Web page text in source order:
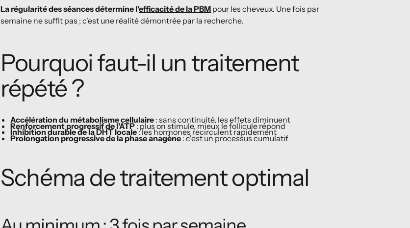
La régularité des séances détermine l'efficacité de la PBM pour les cheveux. Une fois par
semaine ne suffit pas ; c'est une réalité démontrée par la recherche.
Pourquoi faut-il un traitement
répété ?
Accélération du métabolisme cellulaire: sans continuité, les effets diminuent
Renforcement progressif de l'ATP: plus on stimule, mieux le follicule répond
Inhibition durable de la DHT locale: les hormones recirculent rapidement
Prolongation progressive de la phase anagène: c'est un processus cumulatif
Schéma de traitement optimal